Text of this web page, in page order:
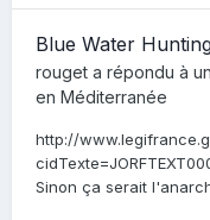
Blue Water
rouget a répondu à
en Méditerranée
http://
Sinon ça serait